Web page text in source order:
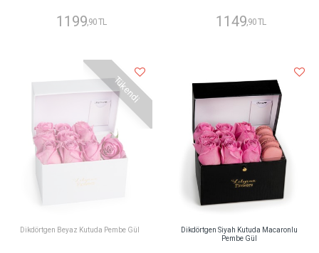
1199 ,90 TL 1149 ,90 TL
Tükendi
Dikdörtgen Beyaz Kutuda Pembe Gül
Dikdörtgen Siyah Kutuda Macaronlu
Pembe Gül